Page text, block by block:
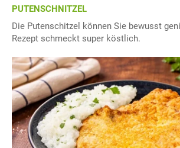
PUTENSCHNITZEL
Die Putenschitzel können Sie bewusst
Rezept schmeckt super köstlich.